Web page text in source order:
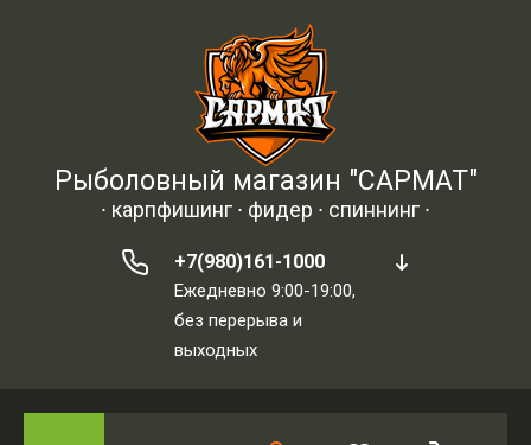
Рыболовный магазин "САРМАТ"
∙ карпфишинг ∙ фидер ∙ спиннинг ∙
+7(980)161-1000
Ежедневно 9:00-19:00,
без перерыва и
выходных